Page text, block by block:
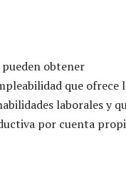
obtener
que ofrece
laborales y
por cuenta